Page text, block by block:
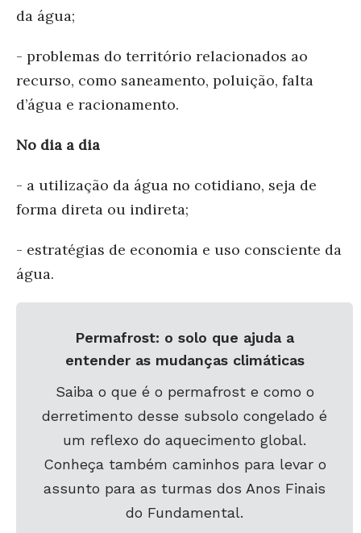
da água;
- problemas do território relacionados ao
recurso, como saneamento, poluição, falta
d’água e racionamento.
No dia a dia
- a utilização da água no cotidiano, seja de
forma direta ou indireta;
- estratégias de economia e uso consciente da
água.
Permafrost: o solo que ajuda a
entender as mudanças climáticas
Saiba o que é o permafrost e como o
derretimento desse subsolo congelado é
um reflexo do aquecimento global.
Conheça também caminhos para levar o
assunto para as turmas dos Anos Finais
do Fundamental.